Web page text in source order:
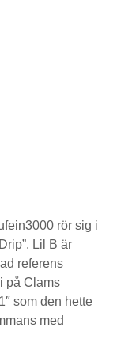
rör sig i
Lil B är
referens
på Clams
som den hette
med